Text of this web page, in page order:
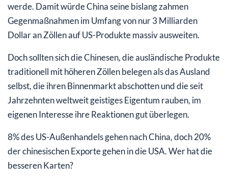
werde. Damit würde China seine bislang zahmen
Gegenmaßnahmen im Umfang von nur 3 Milliarden
Dollar an Zöllen auf US-Produkte massiv ausweiten.
Doch sollten sich die Chinesen, die ausländische Produkte
traditionell mit höheren Zöllen belegen als das Ausland
selbst, die ihren Binnenmarkt abschotten und die seit
Jahrzehnten weltweit geistiges Eigentum rauben, im
eigenen Interesse ihre Reaktionen gut überlegen.
8% des US-Außenhandels gehen nach China, doch 20%
der chinesischen Exporte gehen in die USA. Wer hat die
besseren Karten?